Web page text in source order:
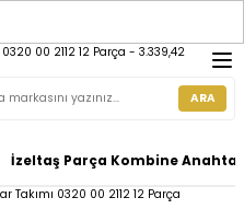
ARA
İzeltaş Parça Kombine Anahtar